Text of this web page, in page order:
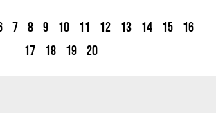
7 8 9 10 11 12 13 14 15
16
17
18 19 20